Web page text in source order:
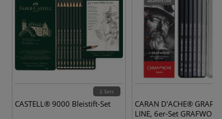
2 Sets
CASTELL® 9000 Bleistift-Set
CARAN D'ACHE®
LINE, 6er-Set